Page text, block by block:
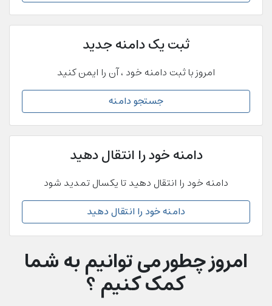
ثبت یک دامنه جدید
امروز با ثبت دامنه خود ، آن را ایمن کنید
جستجو دامنه
دامنه خود را انتقال دهید
دامنه خود را انتقال دهید تا یکسال تمدید شود
دامنه خود را انتقال دهید
امروز چطور می توانیم به شما
کمک کنیم ؟